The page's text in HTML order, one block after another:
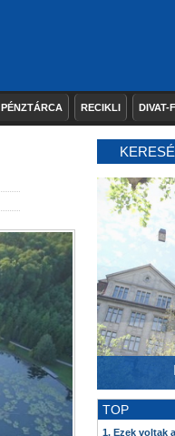
PÉNZTÁRCA RECIKLI DIVAT-
TOP
1. Ezek voltak